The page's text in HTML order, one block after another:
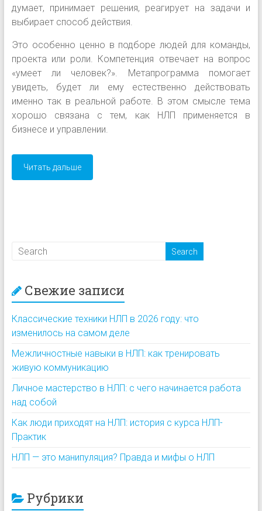
думает, принимает решения, реагирует на задачи и
выбирает способ действия.
Это особенно ценно в подборе людей для команды,
проекта или роли. Компетенция отвечает на вопрос
«умеет ли человек?». Метапрограмма помогает
увидеть, будет ли ему естественно действовать
именно так в реальной работе. В этом смысле тема
хорошо связана с тем, как НЛП применяется в
бизнесе и управлении.
Читать дальше
Свежие записи
Классические техники НЛП в 2026 году: что
изменилось на самом деле
Межличностные навыки в НЛП: как тренировать
живую коммуникацию
Личное мастерство в НЛП: с чего начинается работа
над собой
Как люди приходят на НЛП: история с курса НЛП-
Практик
НЛП — это манипуляция? Правда и мифы о НЛП
Рубрики